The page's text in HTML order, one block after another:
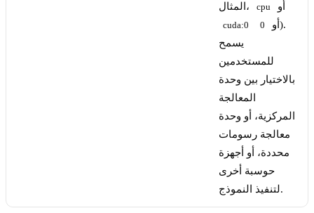
المثال،
cpu أو
cuda:0 أو 0
).
يسمح
للمستخدمين
بالاختيار بين وحدة
المعالجة
المركزية، أو وحدة
معالجة رسومات
محددة، أو أجهزة
حوسبة أخرى
لتنفيذ النموذج.